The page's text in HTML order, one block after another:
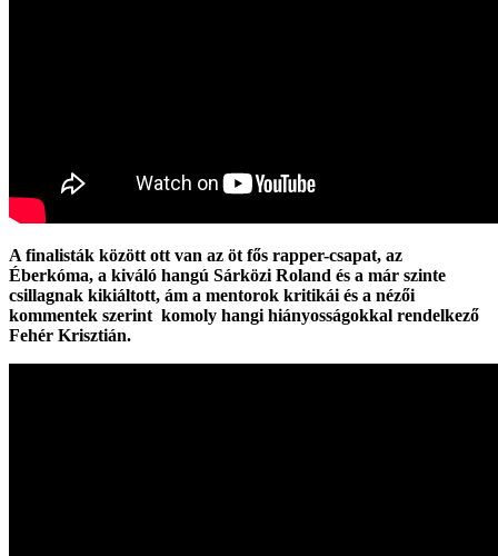
A finalisták között ott van az öt fős rapper-csapat, az
Éberkóma, a kiváló hangú Sárközi Roland és a már szinte
csillagnak kikiáltott, ám a mentorok kritikái és a nézői
kommentek szerint komoly hangi hiányosságokkal rendelkező
Fehér Krisztián.